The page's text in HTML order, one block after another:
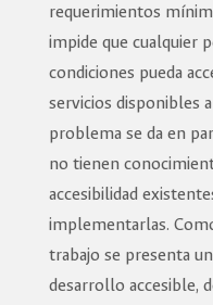
requerimientos
impide que cualquier
condiciones pueda
servicios disponibles
problema se da en
no tienen
accesibilidad
implementarlas.
trabajo se presenta
desarrollo accesible,